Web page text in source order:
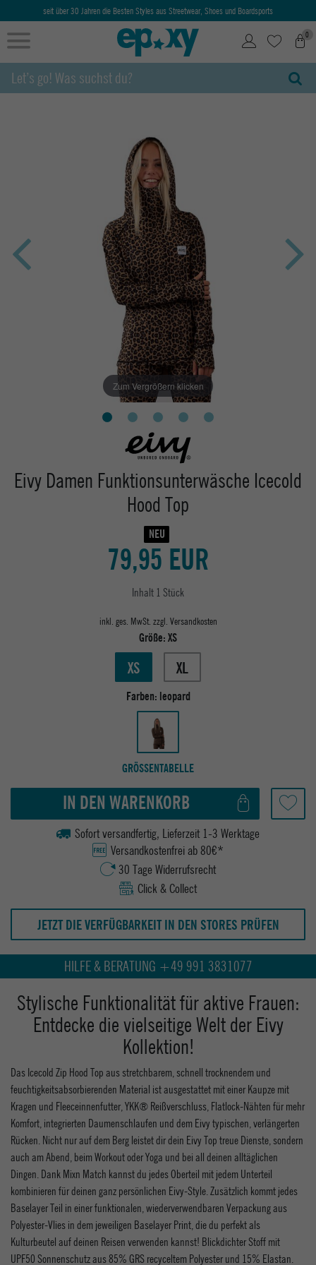
seit über 30 Jahren die Besten Styles aus Streetwear, Shoes und Boardsports
0
Zum Vergrößern klicken
Eivy Damen Funktionsunterwäsche Icecold
Hood Top
NEU
79,95 EUR
Inhalt 1 Stück
inkl. ges. MwSt. zzgl. Versandkosten
Größe:XS
XS XL
Farben: leopard
GRÖSSENTABELLE
IN DEN WARENKORB
Sofort versandfertig, Lieferzeit 1-3 Werktage
Versandkostenfrei ab 80€*
30 Tage Widerrufsrecht
Click & Collect
JETZT DIE VERFÜGBARKEIT IN DEN STORES PRÜFEN
HILFE & BERATUNG +49 991 3831077
Stylische Funktionalität für aktive Frauen:
Entdecke die vielseitige Welt der Eivy
Kollektion!
Das Icecold Zip Hood Top aus stretchbarem, schnell trocknendem und
feuchtigkeitsabsorbierenden Material ist ausgestattet mit einer Kaupze mit
Kragen und Fleeceinnenfutter, YKK® Reißverschluss, Flatlock-Nähten für mehr
Komfort, integrierten Daumenschlaufen und dem Eivy typischen, verlängerten
Rücken. Nicht nur auf dem Berg leistet dir dein Eivy Top treue Dienste, sondern
auch am Abend, beim Workout oder Yoga und bei all deinen alltäglichen
Dingen. Dank Mixn Match kannst du jedes Oberteil mit jedem Unterteil
kombinieren für deinen ganz persönlichen Eivy-Style. Zusätzlich kommt jedes
Baselayer Teil in einer funktionalen, wiederverwendbaren Verpackung aus
Polyester-Vlies in dem jeweiligen Baselayer Print, die du perfekt als
Kulturbeutel auf deinen Reisen verwenden kannst! Blickdichter Stoff mit
UPF50 Sonnenschutz aus 85% GRS recyceltem Polyester und 15% Elastan.